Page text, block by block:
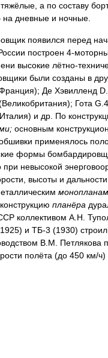
а по составу
дневные и ночные.
появился перед
построен 4-
высокие лётно-
были созданы в
Де Хэвилленд
Гота
и др. По
основным
применялось
формы
невысокой
высоты и
планёра
коллективом А.Н.
и ТБ-3 (1930)
В.М. Петлякова
полёта (до 450 км/ч)